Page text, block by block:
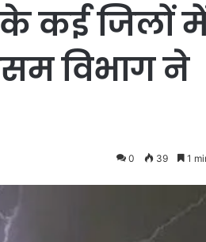
के कई जिलों
विभाग ने
0 39 1